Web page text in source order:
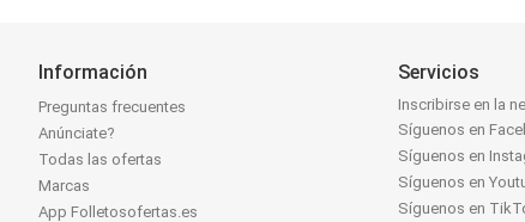
Información
Preguntas frecuentes
Anúnciate?
Todas las ofertas
Marcas
App Folletosofertas.es
Servicios
Inscribirse en la
Síguenos en
Síguenos en
Síguenos en
Síguenos en